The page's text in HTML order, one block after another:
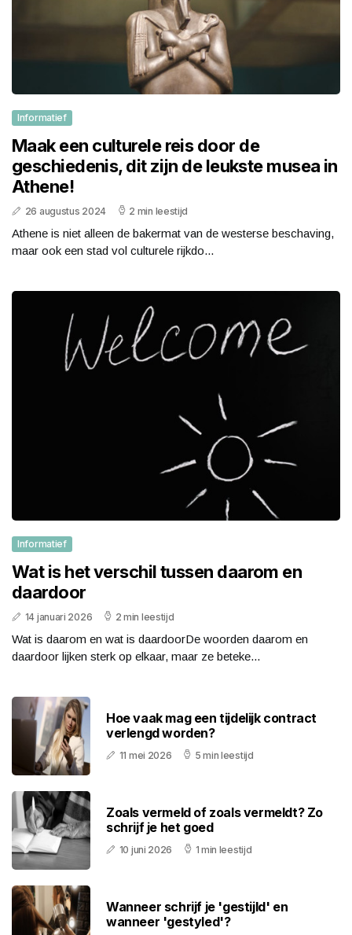
Informatief
Maak een culturele reis door de
geschiedenis, dit zijn de leukste musea in
Athene!
26 augustus 2024 2 min leestijd
Athene is niet alleen de bakermat van de westerse beschaving,
maar ook een stad vol culturele rijkdo...
Informatief
Wat is het verschil tussen daarom en
daardoor
14 januari 2026 2 min leestijd
Wat is daarom en wat is daardoorDe woorden daarom en
daardoor lijken sterk op elkaar, maar ze beteke...
Hoe vaak mag een tijdelijk contract
verlengd worden?
11 mei 2026 5 min leestijd
Zoals vermeld of zoals vermeldt? Zo
schrijf je het goed
10 juni 2026 1 min leestijd
Wanneer schrijf je 'gestijld' en
wanneer 'gestyled'?